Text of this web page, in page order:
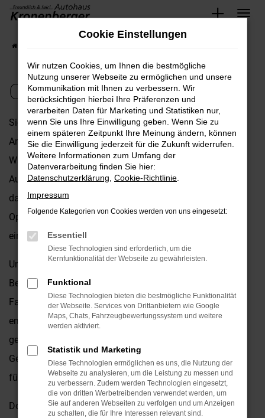
Zum
Opel Astra kaufen
Sie suchen nach dem perfekten Fahrzeug, das Ihren
Ansprüchen gerecht wird? Dann ist der Astra die ideale
Wahl für Sie! Herzlich willkommen bei Ihrem Opel
Autohaus, Autohaus Kronenberger GmbH. Wir sind stolz
darauf, Ihnen nicht nur eine beeindruckende Auswahl an
Opel-Fahrzeugen präsentieren zu können, sondern auch
einen Service, der seinesgleichen sucht.
Unser engagiertes Team steht Ihnen mit umfassender
Beratung zur Seite, um sicherzustellen, dass Sie das
Fahrzeug finden, das genau Ihren Anforderungen
entspricht. Egal, ob Sie ein kompaktes Stadtauto, einen
geräumigen Familien-Van oder einen leistungsstarken
Geländewagen suchen - wir haben das passende Modell
für Sie.
Doch damit nicht genug! Als Ihr zuverlässiger Partner für
Cookie Einstellungen
Wir nutzen Cookies, um Ihnen die bestmögliche
Nutzung unserer Webseite zu ermöglichen und unsere
Kommunikation mit Ihnen zu verbessern. Wir
berücksichtigen hierbei Ihre Präferenzen und
verarbeiten Daten für Marketing und Statistiken nur,
wenn Sie uns Ihre Einwilligung geben. Wenn Sie zu
einem späteren Zeitpunkt Ihre Meinung ändern, können
Sie die Einwilligung jederzeit für die Zukunft widerrufen.
Weitere Informationen zum Umfang der
Datenverarbeitung finden Sie hier:
Datenschutzerklärung Cookie-Richtlinie
Impressum
Folgende Kategorien von Cookies werden von uns eingesetzt:
Essentiell
Diese Technologien sind erforderlich, um die
Kernfunktionalität der Webseite zu gewährleisten.
Funktional
Diese Technologien bieten die bestmögliche Funktionalität
der Webseite. Services von Drittanbietern wie Google
Maps, Chats, Fahrzeugbewertungssystem und weitere
werden aktiviert.
Statistik und Marketing
Diese Technologien ermöglichen es uns, die Nutzung der
Webseite zu analysieren, um die Leistung zu messen und
zu verbessern. Zudem werden Technologien eingesetzt,
die von dritten Werbetreibenden verwendet werden, um
Sie auf anderen Webseiten zu verfolgen und um Anzeigen
zu schalten, die für Ihre Interessen relevant sind.